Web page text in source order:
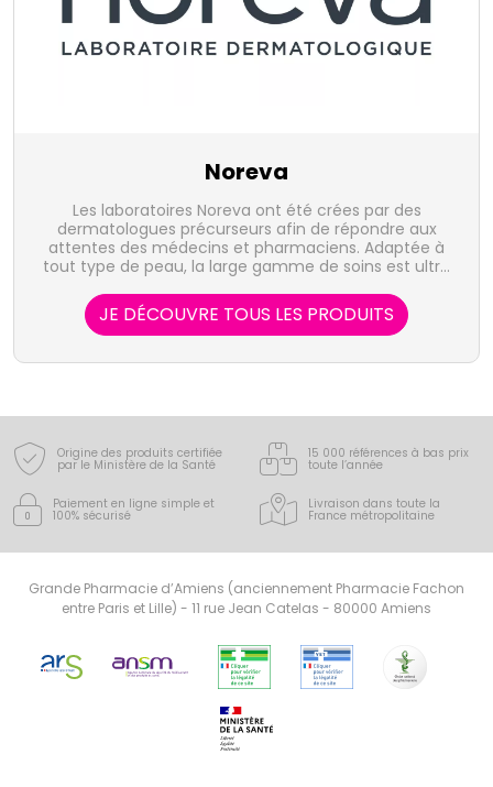
Noreva
Les laboratoires Noreva ont été crées par des
dermatologues précurseurs afin de répondre aux
attentes des médecins et pharmaciens. Adaptée à
tout type de peau, la large gamme de soins est ultra
dermocosmétique. Noreva demeure pionnier dans
l'approche et la compréhension de l'homéostasie
cutanée ainsi que dans l'étude la peau.
JE DÉCOUVRE TOUS LES PRODUITS
Origine des produits certifiée
par le Ministère de la Santé
15 000 références à bas prix
toute l’année
Paiement en ligne simple et
100% sécurisé
Livraison dans toute la
France métropolitaine
Grande Pharmacie d’Amiens (anciennement Pharmacie Fachon
entre Paris et Lille) - 11 rue Jean Catelas - 80000 Amiens